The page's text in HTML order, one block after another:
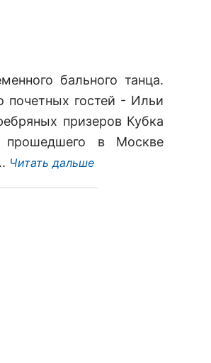
бального танца.
почетных гостей - Ильи
призеров Кубка
прошедшего в Москве
Читать дальше